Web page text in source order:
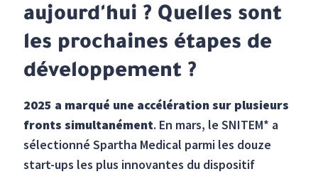
aujourd'hui ? Quelles sont
les prochaines étapes de
développement ?
2025 a marqué une accélération sur plusieurs
fronts simultanément. En mars, le SNITEM* a
sélectionné Spartha Medical parmi les douze
start-ups les plus innovantes du dispositif